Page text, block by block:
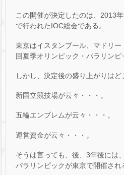
この開催が決定したのは、2013
で行われたIOC総会である。
東京はイスタンブール、マドリ
回夏季オリンピック・パラリンピ
しかし、決定後の盛り上がりはど
新国立競技場が云々・・・。
五輪エンブレムが云々・・・。
運営資金が云々・・・。
そうは言っても、後、3年後には
パラリンピックが東京で開催され